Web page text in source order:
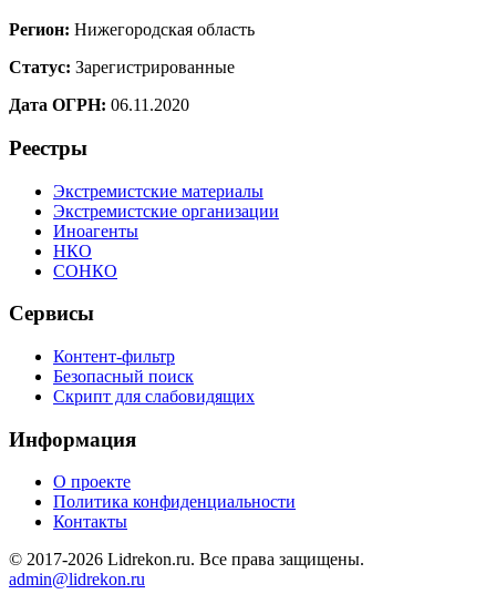
Регион: Нижегородская область
Статус: Зарегистрированные
Дата ОГРН: 06.11.2020
Реестры
Экстремистские материалы
Экстремистские организации
Иноагенты
НКО
СОНКО
Сервисы
Контент-фильтр
Безопасный поиск
Скрипт для слабовидящих
Информация
О проекте
Политика конфиденциальности
Контакты
© 2017-2026 Lidrekon.ru. Все права защищены.
admin@lidrekon.ru